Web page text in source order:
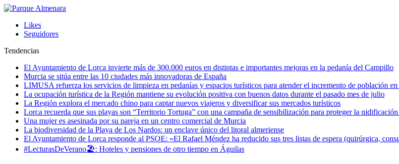
Likes
Seguidores
Tendencias
El Ayuntamiento de Lorca invierte más de 300.000 euros en distintas e importantes mejoras en la pedanía del Campillo
Murcia se sitúa entre las 10 ciudades más innovadoras de España
LIMUSA refuerza los servicios de limpieza en pedanías y espacios turísticos para atender el incremento de población
La ocupación turística de la Región mantiene su evolución positiva con buenos datos durante el pasado mes de julio
La Región explora el mercado chino para captar nuevos viajeros y diversificar sus mercados turísticos
Lorca recuerda que sus playas son “Territorio Tortuga” con una campaña de sensibilización para proteger la
Una mujer es asesinada por su pareja en un centro comercial de Murcia
La biodiversidad de la Playa de Los Nardos: un enclave único del litoral almeriense
El Ayuntamiento de Lorca responde al PSOE: «El Rafael Méndez ha reducido sus tres listas de espera (quirúrgica,
#LecturasDeVerano🏖: Hoteles y pensiones de otro tiempo en Águilas